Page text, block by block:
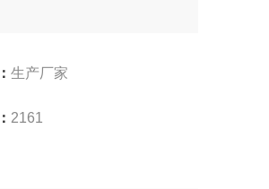
生产厂家
2161